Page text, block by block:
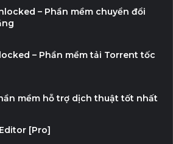
– Phần mềm chuyển đổi
– Phần mềm tải Torrent tốc
mềm hỗ trợ dịch thuật tốt nhất
[Pro]